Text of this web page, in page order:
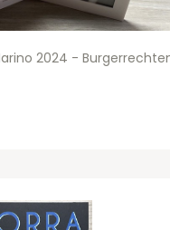
2024 - Burgerrechten